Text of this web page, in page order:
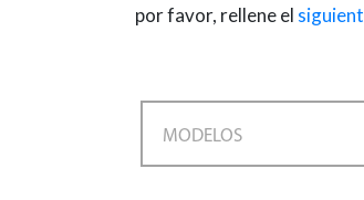
por favor, rellene el
MODELOS